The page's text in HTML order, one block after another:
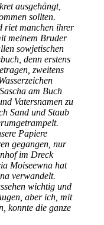
ausgehängt,
sollten.
riet manchen ihrer
meinem Bruder
sowjetischen
denn erstens
zweitens
am Buch
Vatersnamen zu
Sand und Staub
Papiere
gegangen, nur
im Dreck
Moiseewna hat
verwandelt.
wichtig und
aber ich, mit
konnte die ganze